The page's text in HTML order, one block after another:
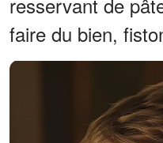
faire du bien,